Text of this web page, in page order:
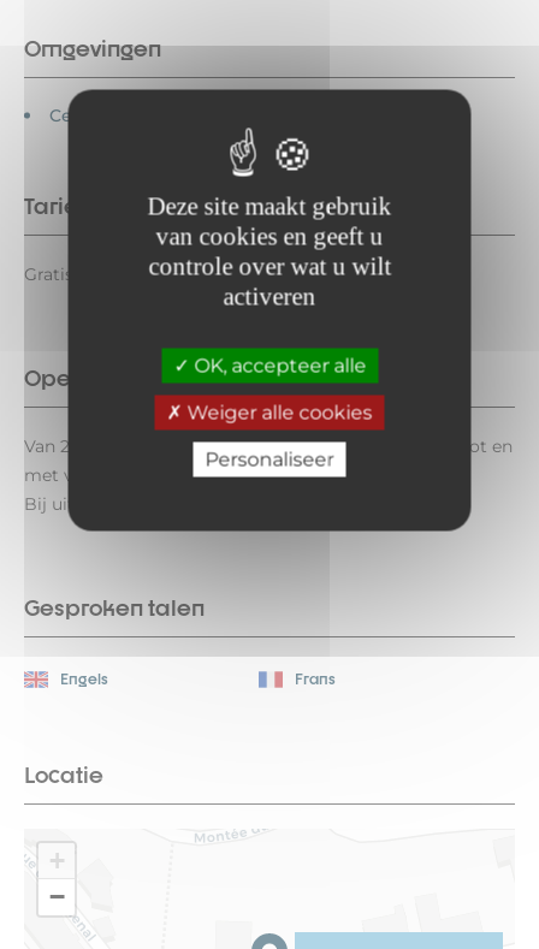
Deze site maakt gebruik
van cookies en geeft u
controle over wat u wilt
activeren
OK, accepteer alle
Weiger alle cookies
Personaliseer
Omgevingen
Centrum
Tarieven
Gratis toegang.
Openingsperiode
Van 22 juni tot en met 4 september 2026, maandag tot en
met vrijdag van 16.00 tot 19.00 uur.
Bij uitzondering gesloten op 14 juli en 15 augustus.
Gesproken talen
Engels Frans
Locatie
+
−